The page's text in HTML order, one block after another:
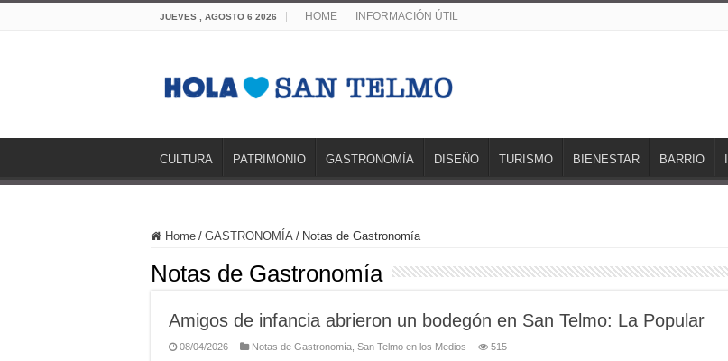
JUEVES , AGOSTO 6 2026 HOME INFORMACIÓN ÚTIL
CULTURA PATRIMONIO GASTRONOMÍA DISEÑO TURISMO BIENESTAR BARRIO
Home / GASTRONOMÍA / Notas de Gastronomía
Notas de Gastronomía
Amigos de infancia abrieron un bodegón en San Telmo: La Popular
08/04/2026 Notas de Gastronomía San Telmo en los Medios 515